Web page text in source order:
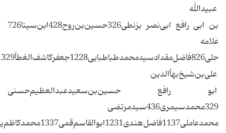
عبیدالله‌
بن‌ ابی‌ رافع‌ ‌‌ابی‌نصر بزنطی‌‌326حسین‌بن‌روح‌‌428ابن‌سینا‌‌726
علامه‌
حلی‌‌826فاضل‌مقداد‌‌سیدمحمدطباطبایی‌‌1228جعفرکاشف‌الغطأ‌‌1329محمدکاظم‌خراسانی‌‌شهاب‌الدین‌مرعشی‌نجفی‌
علی‌بن‌‌شیخ‌بهأالدین‌
ابو رافع‌ ‌‌حسین‌بن‌سعید‌‌عبدالعظیم‌حسنی‌
‌‌329محمدسیمری‌‌436سیدمرتضی‌
محمدعاملی‌‌1137فاضل‌هندی‌‌1231ابوالقاسم‌قمی‌‌1337محمدکاظم‌یزدی‌‌محمدعلی‌اراکی‌